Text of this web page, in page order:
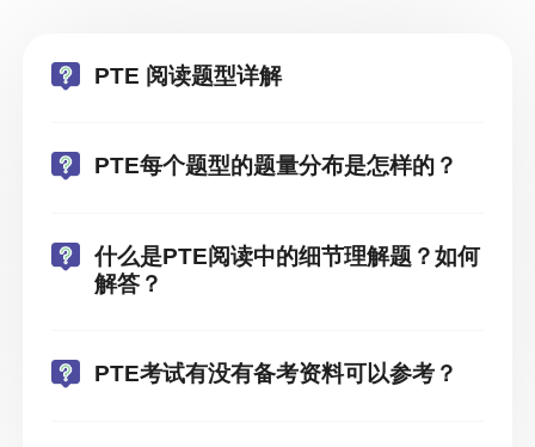
PTE 阅读题型详解
PTE每个题型的题量分布是怎样的？
什么是PTE阅读中的细节理解题？如何
解答？
PTE考试有没有备考资料可以参考？